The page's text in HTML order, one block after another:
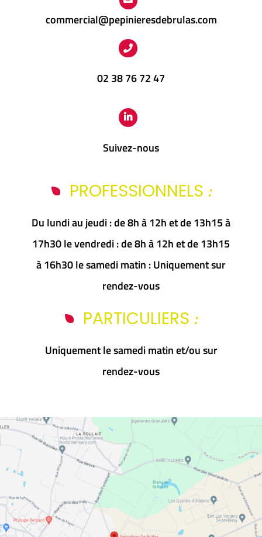
commercial@pepinieresdebrulas.com
02 38 76 72 47
Suivez-nous
PROFESSIONNELS :
Du lundi au jeudi : de 8h à 12h et de 13h15 à
17h30 le vendredi : de 8h à 12h et de 13h15
à 16h30 le samedi matin : Uniquement sur
rendez-vous
PARTICULIERS :
Uniquement le samedi matin et/ou sur
rendez-vous